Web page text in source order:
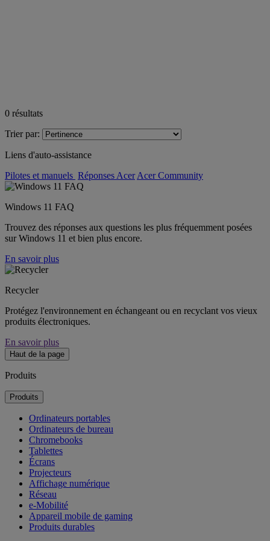
0 résultats
Trier par:
Liens d'auto-assistance
Pilotes et manuels Réponses Acer Acer Community
Windows 11 FAQ
Trouvez des réponses aux questions les plus fréquemment posées
sur Windows 11 et bien plus encore.
En savoir plus
Recycler
Protégez l'environnement en échangeant ou en recyclant vos vieux
produits électroniques.
En savoir plus
Haut de la page
Produits
Produits
Ordinateurs portables
Ordinateurs de bureau
Chromebooks
Tablettes
Écrans
Projecteurs
Affichage numérique
Réseau
e-Mobilité
Appareil mobile de gaming
Produits durables